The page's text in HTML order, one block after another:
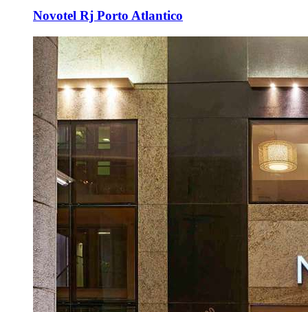
Novotel Rj Porto Atlantico